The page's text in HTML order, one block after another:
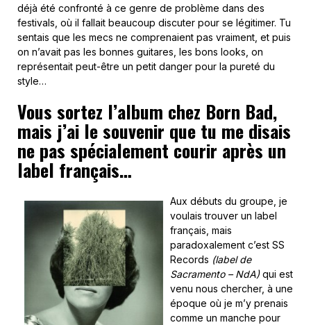
déjà été confronté à ce genre de problème dans des
festivals, où il fallait beaucoup discuter pour se légitimer. Tu
sentais que les mecs ne comprenaient pas vraiment, et puis
on n’avait pas les bonnes guitares, les bons looks, on
représentait peut-être un petit danger pour la pureté du
style…
Vous sortez l’album chez Born Bad,
mais j’ai le souvenir que tu me disais
ne pas spécialement courir après un
label français…
Aux débuts du groupe, je
voulais trouver un label
français, mais
paradoxalement c’est SS
Records (label de
Sacramento – NdA)qui est
venu nous chercher, à une
époque où je m’y prenais
comme un manche pour